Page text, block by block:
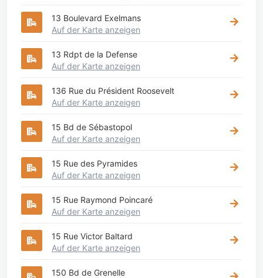
13 Boulevard Exelmans
Auf der Karte anzeigen
13 Rdpt de la Defense
Auf der Karte anzeigen
136 Rue du Président Roosevelt
Auf der Karte anzeigen
15 Bd de Sébastopol
Auf der Karte anzeigen
15 Rue des Pyramides
Auf der Karte anzeigen
15 Rue Raymond Poincaré
Auf der Karte anzeigen
15 Rue Victor Baltard
Auf der Karte anzeigen
150 Bd de Grenelle